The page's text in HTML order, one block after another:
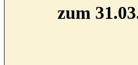
zum